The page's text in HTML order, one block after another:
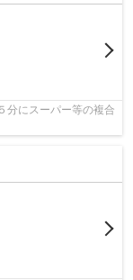
分にスーパー等の複合